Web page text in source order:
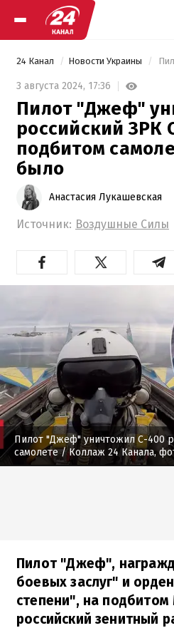
24 Канал Новости Украины
3 августа 2024, 17:36
Пилот "Джеф"
российский ЗРК
подбитом
было
Анастасия Лукашевская
Источник: Воздушные Силы
Пилот "Джеф" уничтожил С-400
самолете/ Коллаж 24 Канала,
Пилот "Джеф",
боевых заслуг" и
степени", на
российский зенитный